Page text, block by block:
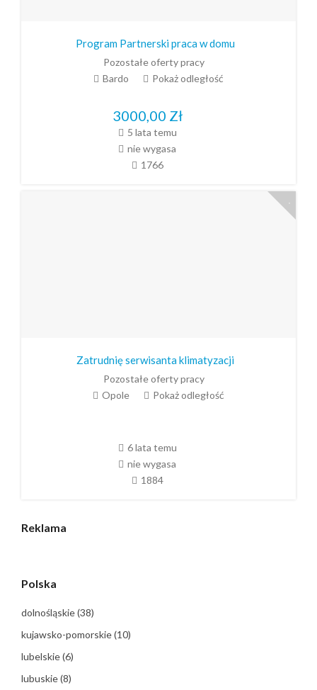
Program Partnerski praca w domu
Pozostałe oferty pracy
Bardo
Pokaż odległość
3000,00 Zł
5 lata temu
nie wygasa
1766
Zatrudnię serwisanta klimatyzacji
Pozostałe oferty pracy
Opole
Pokaż odległość
6 lata temu
nie wygasa
1884
Reklama
Polska
dolnośląskie(38)
kujawsko-pomorskie(10)
lubelskie(6)
lubuskie(8)